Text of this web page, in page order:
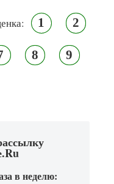
1 2
8 9
в неделю: